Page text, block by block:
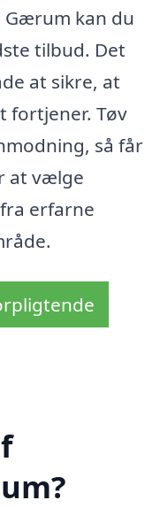
kan du
tilbud. Det
at sikre, at
fortjener. Tøv
så får
at vælge
erfarne